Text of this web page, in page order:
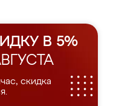
В 5%
скидка